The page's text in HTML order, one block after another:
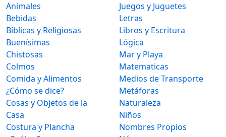
Animales
Bebidas
Bíblicas y Religiosas
Buenísimas
Chistosas
Colmos
Comida y Alimentos
¿Cómo se dice?
Cosas y Objetos de la
Casa
Costura y Plancha
Juegos y Juguetes
Letras
Libros y Escritura
Lógica
Mar y Playa
Matematicas
Medios de Transporte
Metáforas
Naturaleza
Niños
Nombres Propios